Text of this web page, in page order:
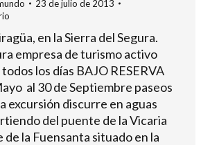
23 de julio de 2013
en la Sierra del Segura.
empresa de turismo activo
los días BAJO RESERVA
al 30 de Septiembre paseos
excursión discurre en aguas
del puente de la Vicaria
de la Fuensanta situado en la